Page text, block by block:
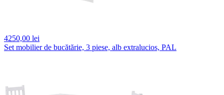
4250,00 lei
Set mobilier de bucătărie, 3 piese, alb extralucios, PAL